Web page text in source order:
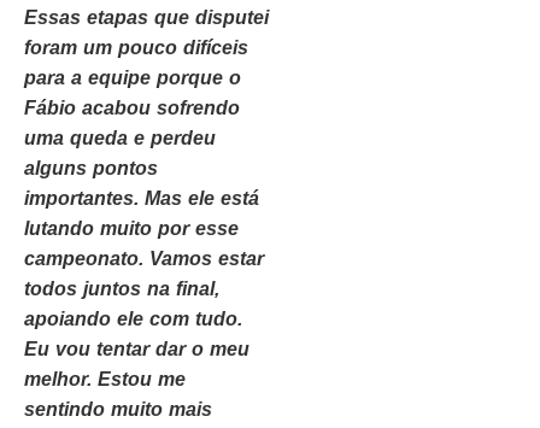
Essas etapas que disputei
foram um pouco difíceis
para a equipe porque o
Fábio acabou sofrendo
uma queda e perdeu
alguns pontos
importantes. Mas ele está
lutando muito por esse
campeonato. Vamos estar
todos juntos na final,
apoiando ele com tudo.
Eu vou tentar dar o meu
melhor. Estou me
sentindo muito mais